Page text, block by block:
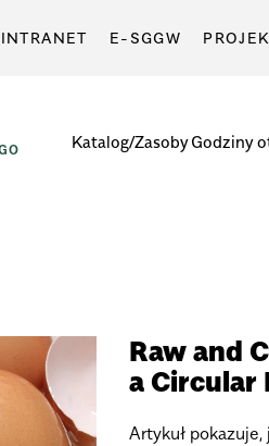
INTRANET E-SGGW
Katalog/ZasobyGodziny
Raw and
a Circular
Artykuł